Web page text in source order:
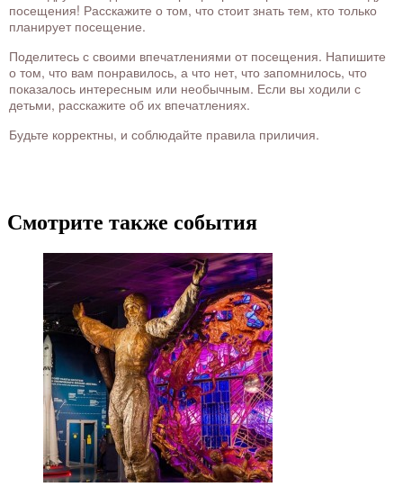
посещения! Расскажите о том, что стоит знать тем, кто только
планирует посещение.
Поделитесь с своими впечатлениями от посещения. Напишите
о том, что вам понравилось, а что нет, что запомнилось, что
показалось интересным или необычным. Если вы ходили с
детьми, расскажите об их впечатлениях.
Будьте корректны, и соблюдайте правила приличия.
Смотрите также события